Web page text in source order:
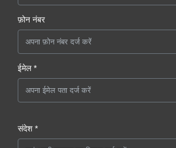
फ़ोन नंबर
ईमेल *
संदेश *